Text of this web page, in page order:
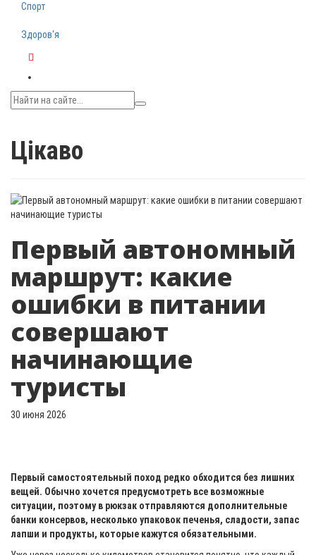
Спорт
Здоров‘я
Цікаво
Первый автономный
маршрут: какие
ошибки в питании
совершают
начинающие
туристы
30 июня 2026
Первый самостоятельный поход редко обходится без лишних
вещей. Обычно хочется предусмотреть все возможные
ситуации, поэтому в рюкзак отправляются дополнительные
банки консервов, несколько упаковок печенья, сладости, запас
лапши и продукты, которые кажутся обязательными.